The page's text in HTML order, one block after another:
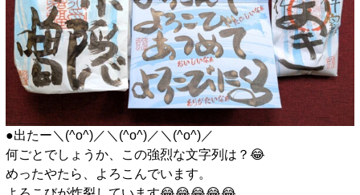
●出たー＼(^o^)／＼(^o^)／＼(^o^)／
何ごとでしょうか、この強烈な文字列は？😂
めったやたら、よろこんでいます。